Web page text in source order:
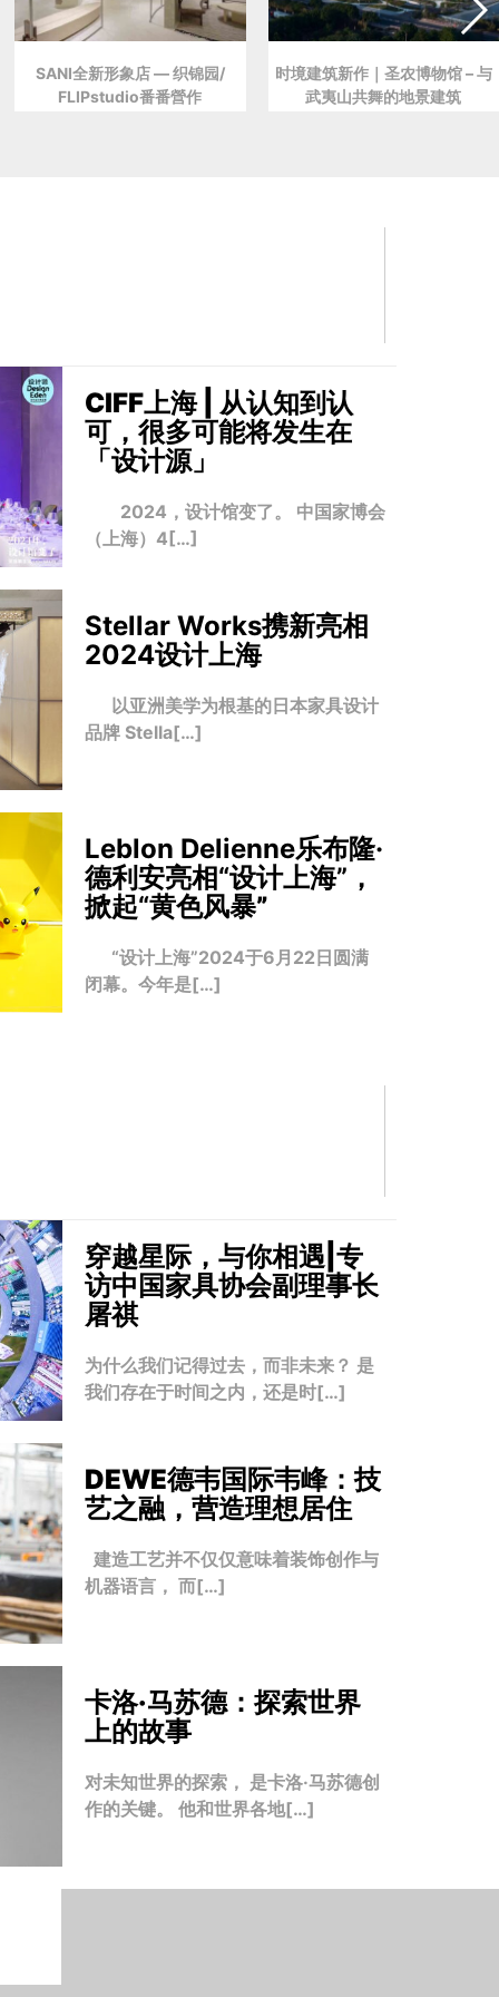
SANI全新形象店 — 织锦园/
FLIPstudio番番營作
时境建筑新作｜圣农博物馆 – 与
武夷山共舞的地景建筑
CIFF上海 | 从认知到认
可，很多可能将发生在
「设计源」
2024，设计馆变了。 中国家博会
（上海）4[…]
Stellar Works携新亮相
2024设计上海
以亚洲美学为根基的日本家具设计
品牌 Stella[…]
Leblon Delienne乐布隆·
德利安亮相“设计上海”，
掀起“黄色风暴”
“设计上海”2024于6月22日圆满
闭幕。今年是[…]
穿越星际，与你相遇|专
访中国家具协会副理事长
屠祺
为什么我们记得过去，而非未来？ 是
我们存在于时间之内，还是时[…]
DEWE德韦国际韦峰：技
艺之融，营造理想居住
建造工艺并不仅仅意味着装饰创作与
机器语言， 而[…]
卡洛·马苏德：探索世界
上的故事
对未知世界的探索， 是卡洛·马苏德创
作的关键。 他和世界各地[…]